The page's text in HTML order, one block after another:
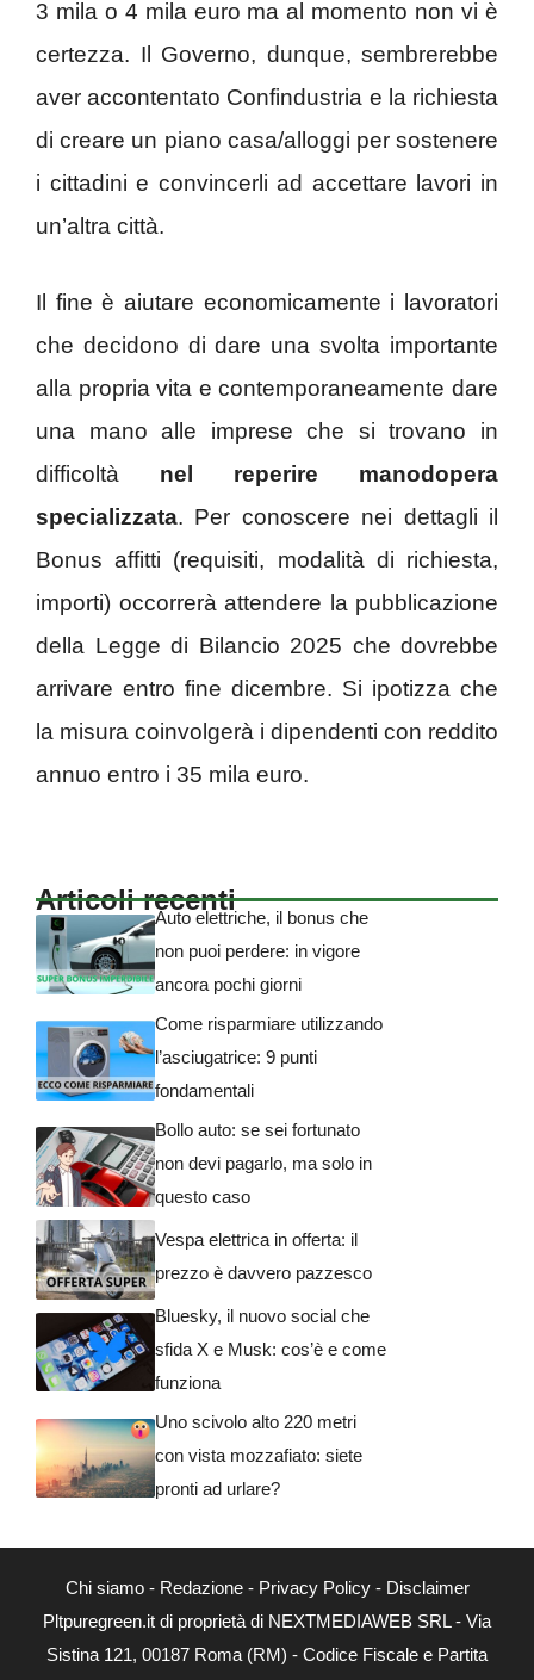
3 mila o 4 mila euro ma al momento non vi è
certezza. Il Governo, dunque, sembrerebbe
aver accontentato Confindustria e la richiesta
di creare un piano casa/alloggi per sostenere
i cittadini e convincerli ad accettare lavori in
un’altra città.
Il fine è aiutare economicamente i lavoratori
che decidono di dare una svolta importante
alla propria vita e contemporaneamente dare
una mano alle imprese che si trovano in
difficoltà nel reperire manodopera
specializzata. Per conoscere nei dettagli il
Bonus affitti (requisiti, modalità di richiesta,
importi) occorrerà attendere la pubblicazione
della Legge di Bilancio 2025 che dovrebbe
arrivare entro fine dicembre. Si ipotizza che
la misura coinvolgerà i dipendenti con reddito
annuo entro i 35 mila euro.
Articoli recenti
Auto elettriche, il bonus che
non puoi perdere: in vigore
ancora pochi giorni
Come risparmiare utilizzando
l’asciugatrice: 9 punti
fondamentali
Bollo auto: se sei fortunato
non devi pagarlo, ma solo in
questo caso
Vespa elettrica in offerta: il
prezzo è davvero pazzesco
Bluesky, il nuovo social che
sfida X e Musk: cos’è e come
funziona
Uno scivolo alto 220 metri
con vista mozzafiato: siete
pronti ad urlare?
Chi siamo- Redazione- Privacy Policy- Disclaimer
Pltpuregreen.it di proprietà di NEXTMEDIAWEB SRL - Via
Sistina 121, 00187 Roma (RM) - Codice Fiscale e Partita